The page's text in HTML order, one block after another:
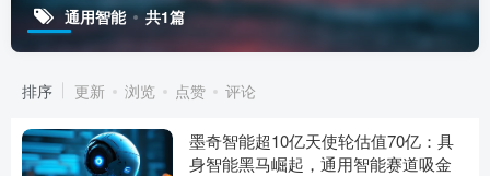
通用智能 共1篇
排序 更新 浏览 点赞 评论
墨奇智能超10亿天使轮估值70亿：具
身智能黑马崛起，通用智能赛道吸金